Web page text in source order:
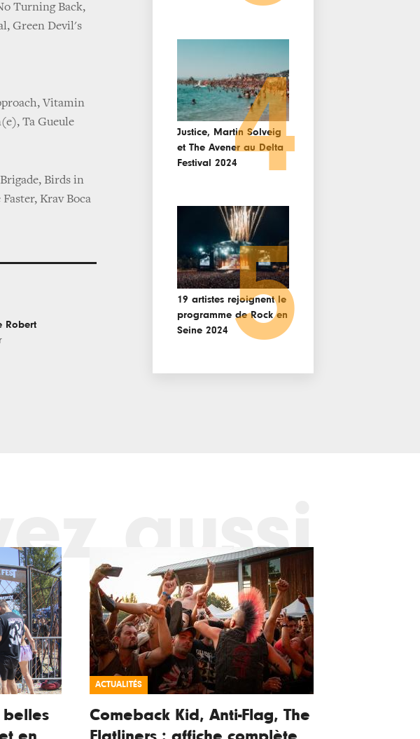
Turning Back,
Green Devil's
Vitamin
Ta Gueule
Birds in
Krav Boca
Robert
Justice, Martin Solveig
et The Avener au Delta
Festival 20244
19 artistes rejoignent le
programme de Rock en
Seine 2024 5
aussi
belles
ACTUALITÉS
Comeback Kid, Anti-Flag, The